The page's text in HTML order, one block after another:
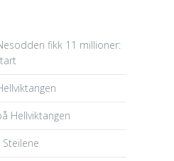
fikk 11 millioner:
Hellviktangen